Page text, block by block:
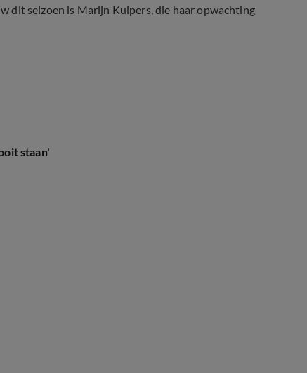
dit seizoen is Marijn Kuipers, die haar opwachting
staan'